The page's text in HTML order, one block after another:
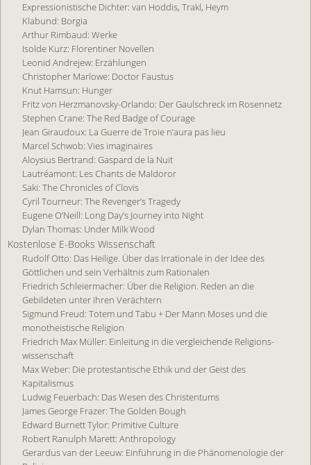
Expres­sionis­tische Dich­ter: van Hod­dis, Trakl, Heym
Klabund: Borgia
Arthur Rimbaud: Werke
Isolde Kurz: Florentiner Novellen
Leonid Andrejew: Erzählungen
Christopher Marlowe: Doctor Faustus
Knut Hamsun: Hunger
Fritz von Herzmanovsky-Orlando: Der Gaulschreck im Rosennetz
Ste­phen Crane: The Red Badge of Courage
Jean Gi­rau­doux: La Guer­re de Troie n’aura pas lieu
Mar­cel Schwob: Vies ima­ginai­res
Aloy­sius Ber­trand: Gas­pard de la Nuit
Lau­tréa­mont: Les Chants de Mal­do­ror
Saki: The Chro­ni­cles of Clo­vis
Cyril Tourneur: The Revenger’s Tragedy
Eugene O’Neill: Long Day’s Journey into Night
Dylan Thomas: Under Milk Wood
Kostenlose E-Books Wissenschaft
Rudolf Otto: Das Heilige. Über das Irrationale in der Idee des
Göttlichen und sein Verhältnis zum Rationalen
Friedrich Schleiermacher: Über die Religion. Reden an die
Gebildeten unter ihren Verächtern
Sigmund Freud: Totem und Tabu + Der Mann Moses und die
monotheistische Religion
Friedrich Max Müller: Einleitung in die vergleichende Religions­
wissenschaft
Max Weber: Die protestantische Ethik und der Geist des
Kapitalismus
Ludwig Feuerbach: Das Wesen des Christentums
James George Frazer: The Golden Bough
Edward Burnett Tylor: Primitive Culture
Robert Ranulph Marett: Anthropology
Gerardus van der Leeuw: Einführung in die Phänomenologie der